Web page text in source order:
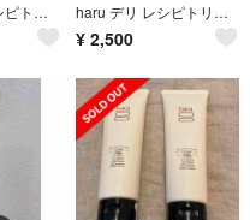
haru デリ・レシピトリートメント haru デリ レシピトリートメント 250g
¥ 2,500